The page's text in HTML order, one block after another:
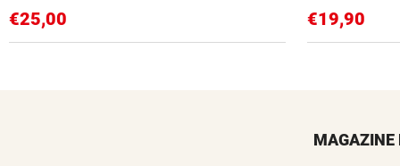
€25,00 €19,90
MAGAZINE